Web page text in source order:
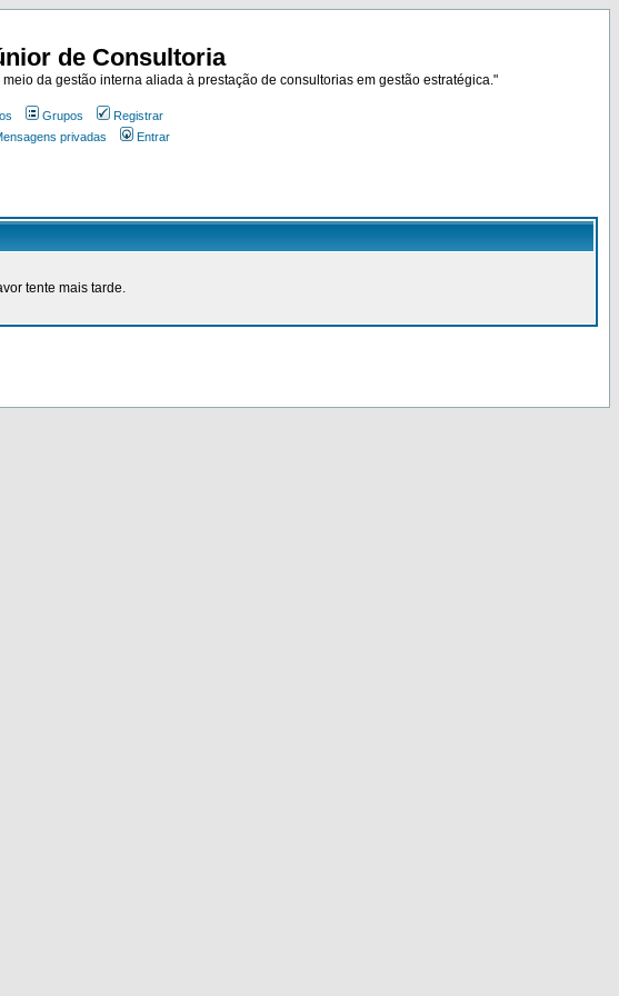
de Consultoria
da gestão interna aliada à prestação de consultorias em gestão estratégica."
Grupos
Registrar
privadas Entrar
tente mais tarde.